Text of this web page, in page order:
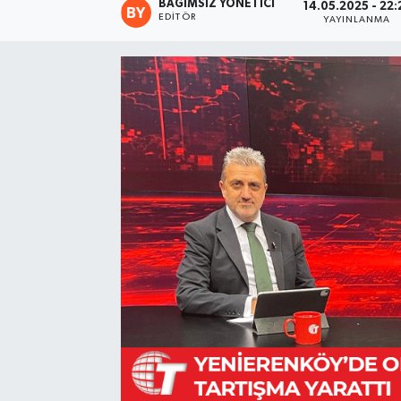
BAĞIMSIZ YÖNETICI
EDITÖR
14.05.2025 -
YAYINLANMA